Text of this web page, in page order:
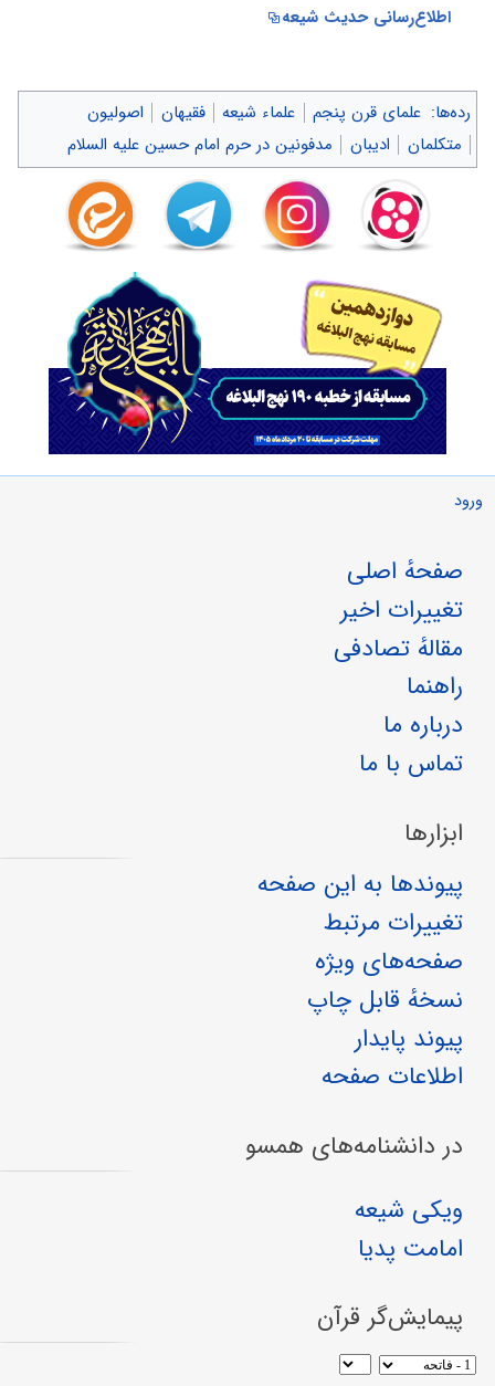
اطلاع‌رسانی حدیث شیعه
رده‌ها: علمای قرن پنجم علماء شیعه فقیهان
اصولیون
متکلمان
ادیبان مدفونین در حرم امام حسین علیه السلام
ورود
صفحهٔ اصلی
تغییرات اخیر
مقالهٔ تصادفی
راهنما
درباره ما
تماس با ما
ابزارها
پیوندها به این صفحه
تغییرات مرتبط
صفحه‌های ویژه
نسخهٔ قابل چاپ
پیوند پایدار
اطلاعات صفحه
در دانشنامه‌های همسو
ویکی شیعه
امامت پدیا
پیمایش‌گر قرآن